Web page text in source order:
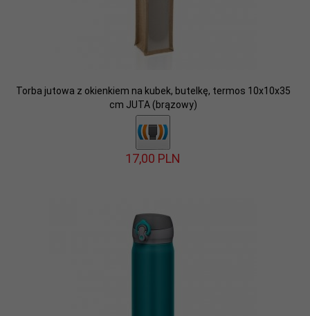
Torba jutowa z okienkiem na kubek, butelkę, termos 10x10x35
cm JUTA (brązowy)
17,00 PLN